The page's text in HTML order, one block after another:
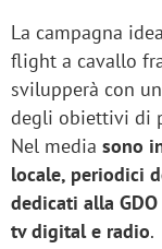
La campagna
flight a cavallo
svilupperà con
degli obiettivi di
Nel media sono
locale, periodici
dedicati alla
tv digital e radio.